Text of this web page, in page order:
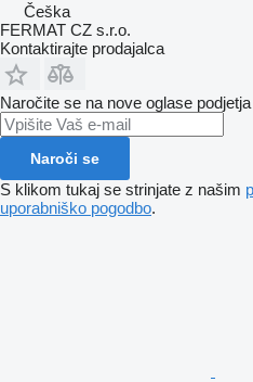
Češka
FERMAT CZ s.r.o.
Kontaktirajte prodajalca
Naročite se na nove oglase
Naroči se
S klikom tukaj se strinjate z našim
uporabniško pogodbo.